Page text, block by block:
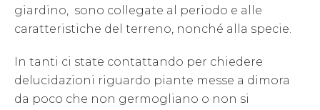
giardino, sono collegate al periodo e alle
caratteristiche del terreno, nonché alla specie.
In tanti ci state contattando per chiedere
delucidazioni riguardo piante messe a dimora
da poco che non germogliano o non si